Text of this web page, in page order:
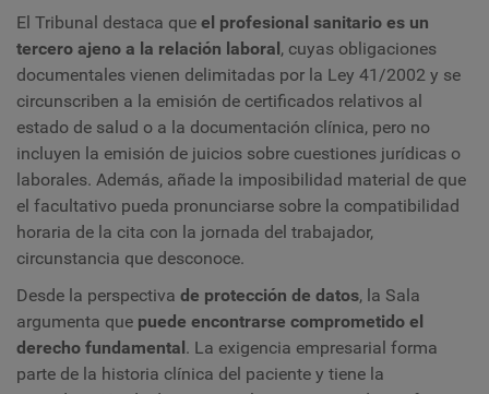
El Tribunal destaca que el profesional sanitario es un
tercero ajeno a la relación laboral, cuyas obligaciones
documentales vienen delimitadas por la Ley 41/2002 y se
circunscriben a la emisión de certificados relativos al
estado de salud o a la documentación clínica, pero no
incluyen la emisión de juicios sobre cuestiones jurídicas o
laborales. Además, añade la imposibilidad material de que
el facultativo pueda pronunciarse sobre la compatibilidad
horaria de la cita con la jornada del trabajador,
circunstancia que desconoce.
Desde la perspectiva de protección de datos, la Sala
argumenta que puede encontrarse comprometido el
derecho fundamental. La exigencia empresarial forma
parte de la historia clínica del paciente y tiene la